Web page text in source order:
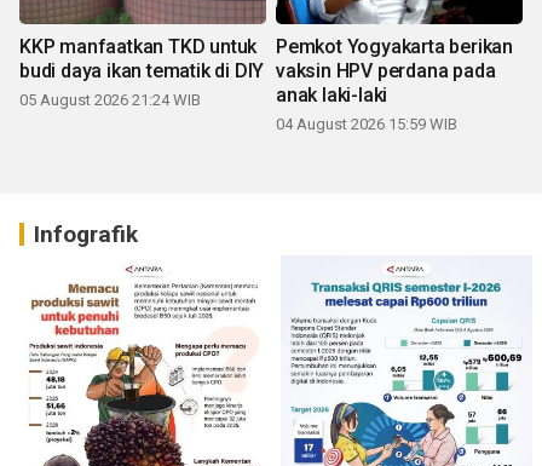
KKP manfaatkan TKD untuk
budi daya ikan tematik di DIY
05 August 2026 21:24 WIB
Pemkot Yogyakarta berikan
vaksin HPV perdana pada
anak laki-laki
04 August 2026 15:59 WIB
Infografik